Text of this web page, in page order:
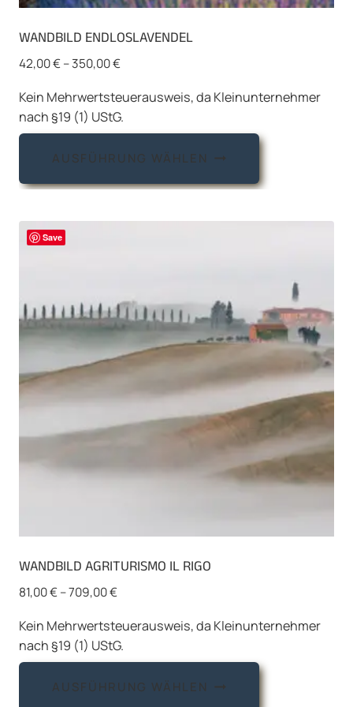
WANDBILD ENDLOSLAVENDEL
42,00€–350,00€
Kein Mehrwertsteuerausweis, da Kleinunternehmer
nach §19 (1) UStG.
AUSFÜHRUNG WÄHLEN
Dieses
weist
Optionen
können
auf
Produktseite
gewählt
werden
Save
WANDBILD AGRITURISMO IL RIGO
81,00€–709,00€
Kein Mehrwertsteuerausweis, da Kleinunternehmer
nach §19 (1) UStG.
AUSFÜHRUNG WÄHLEN
Dieses